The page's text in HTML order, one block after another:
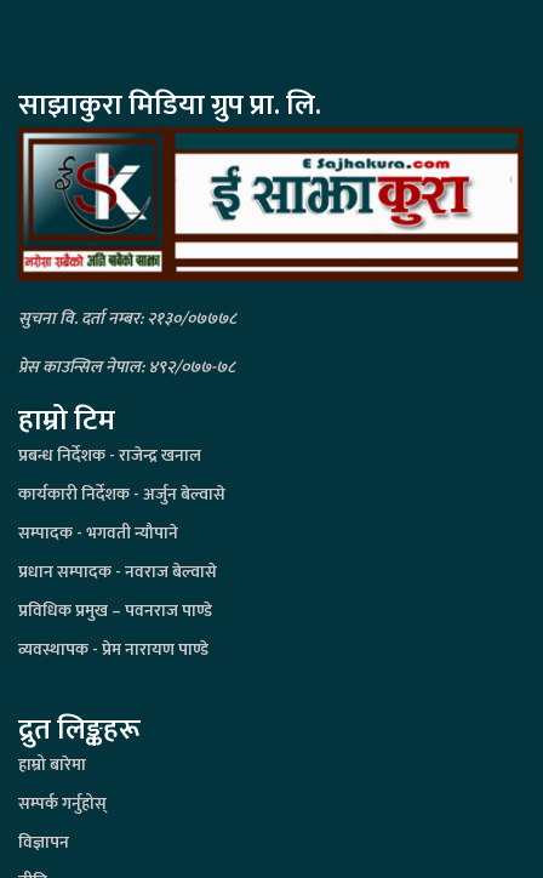
साझाकुरा मिडिया ग्रुप प्रा. लि.
सुचना वि. दर्ता नम्बर: २१३०/०७७७८
प्रेस काउन्सिल नेपाल: ४९२/०७७-७८
हाम्रो टिम
प्रबन्ध निर्देशक - राजेन्द्र खनाल
कार्यकारी निर्देशक - अर्जुन बेल्वासे
सम्पादक - भगवती न्यौपाने
प्रधान सम्पादक - नवराज बेल्वासे
प्रविधिक प्रमुख – पवनराज पाण्डे
व्यवस्थापक - प्रेम नारायण पाण्डे
द्रुत लिङ्कहरू
हाम्रो बारेमा
सम्पर्क गर्नुहोस्
विज्ञापन